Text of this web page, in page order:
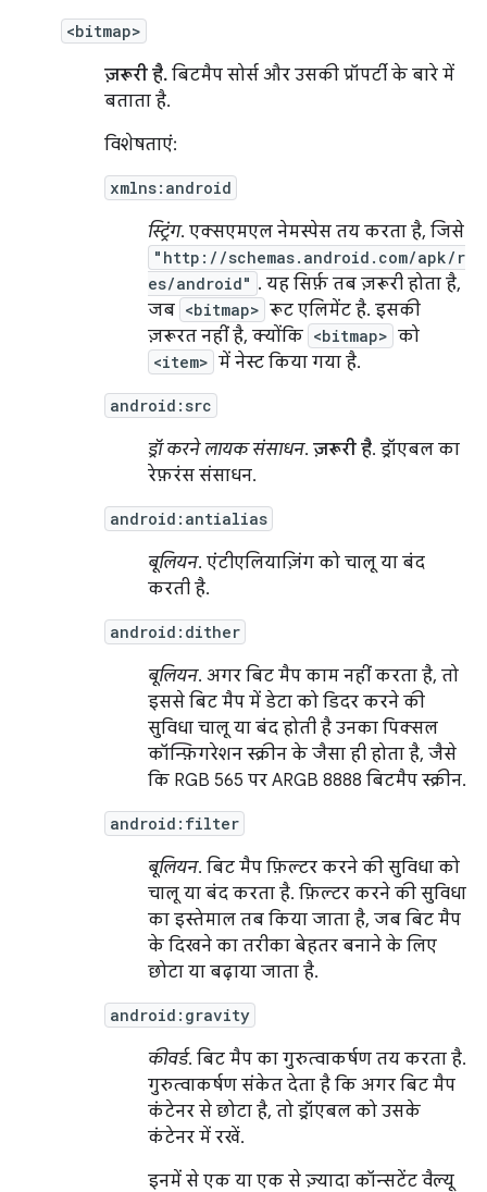
<bitmap>
ज़रूरी है. बिटमैप सोर्स और उसकी प्रॉपर्टी के बारे में
बताता है.
विशेषताएं:
xmlns:android
स्ट्रिंग. एक्सएमएल नेमस्पेस तय करता है, जिसे
"http://schemas.android.com/apk/r
es/android" . यह सिर्फ़ तब ज़रूरी होता है,
जब <bitmap> रूट एलिमेंट है. इसकी
ज़रूरत नहीं है, क्योंकि <bitmap> को
<item> में नेस्ट किया गया है.
android:src
ड्रॉ करने लायक संसाधन. ज़रूरी है. ड्रॉएबल का
रेफ़रंस संसाधन.
android:antialias
बूलियन. एंटीएलियाज़िंग को चालू या बंद
करती है.
android:dither
बूलियन. अगर बिट मैप काम नहीं करता है, तो
इससे बिट मैप में डेटा को डिदर करने की
सुविधा चालू या बंद होती है उनका पिक्सल
कॉन्फ़िगरेशन स्क्रीन के जैसा ही होता है, जैसे
कि RGB 565 पर ARGB 8888 बिटमैप स्क्रीन.
android:filter
बूलियन. बिट मैप फ़िल्टर करने की सुविधा को
चालू या बंद करता है. फ़िल्टर करने की सुविधा
का इस्तेमाल तब किया जाता है, जब बिट मैप
के दिखने का तरीका बेहतर बनाने के लिए
छोटा या बढ़ाया जाता है.
android:gravity
कीवर्ड. बिट मैप का गुरुत्वाकर्षण तय करता है.
गुरुत्वाकर्षण संकेत देता है कि अगर बिट मैप
कंटेनर से छोटा है, तो ड्रॉएबल को उसके
कंटेनर में रखें.
इनमें से एक या एक से ज़्यादा कॉन्सटेंट वैल्यू